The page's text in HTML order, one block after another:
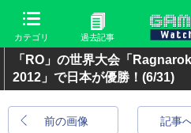
カテゴリ 過去記事
「RO」の世界大会「
2012」で日本が優勝！ (6/31)
前の画像 記事